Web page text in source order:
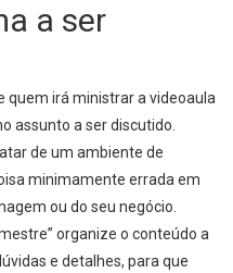
a ser
quem irá ministrar a videoaula
assunto a ser discutido.
de um ambiente de
minimamente errada em
ou do seu negócio.
organize o conteúdo a
e detalhes, para que